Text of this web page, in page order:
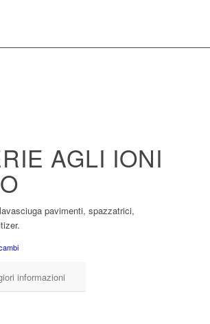
AGLI IONI
pavimenti, spazzatrici,
informazioni